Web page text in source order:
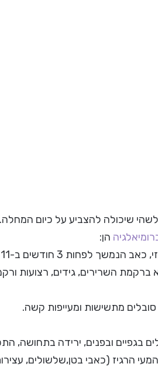
שיכולה להצביע על כיום
הן:
ברקמת השרירים, גידים, רצועות
סובלים מתשישות ומעייפות קשה.
בגפיים ובפנים, ירידה בתחושה,
הרגיז (כאבי בטן,שלשולים,